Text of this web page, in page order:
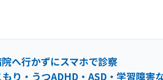
へ行かずにスマホで診察
り・うつADHD・ASD・学習障害